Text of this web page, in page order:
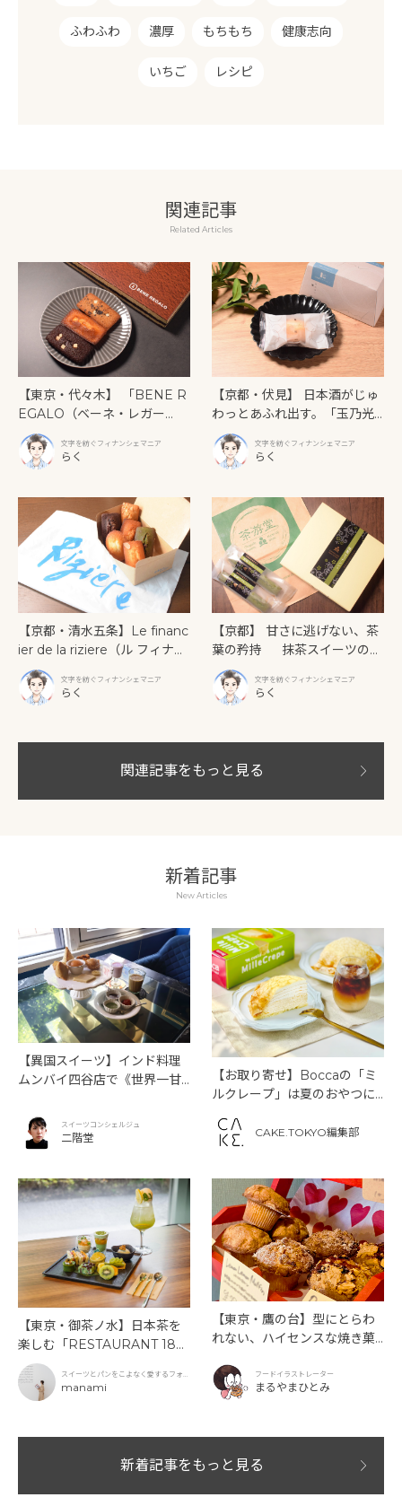
ふわふわ 濃厚 もちもち 健康志向
いちご レシピ
関連記事
Related Articles
【東京・代々木】 「BENE R
EGALO（ベーネ・レガー
ロ）」ティラミス専門店の濃
厚な再現度からキレのある苦
味まで、個性が際立つ3つのフ
文字を紡ぐフィナンシェマニア
らく
【京都・伏見】 日本酒がじゅ
わっとあふれ出す。「玉乃光
酒造」が放つ、大人のための
発酵フィナンシェ
文字を紡ぐフィナンシェマニア
らく
【京都・清水五条】Le financ
ier de la riziere（ル フィナン
シェ ドゥ ラ リジェール） 五
条大橋の傍らで出会う。焼き
たてバターが「じゅわじゅ
文字を紡ぐフィナンシェマニア
らく
【京都】 甘さに逃げない、茶
葉の矜持 抹茶スイーツの原
点「京銘茶 茶游堂」の抹茶フ
ィナンシェ文字を紡ぐフィナンシェマニア
らく
関連記事をもっと見る
新着記事
New Articles
【異国スイーツ】インド料理
ムンバイ四谷店で《世界一甘
ー》を味わうスイーツコンシェルジュ
二階堂
【お取り寄せ】Boccaの「ミ
ルクレープ」は夏のおやつに
CAKE.TOKYO編集部
【東京・御茶ノ水】日本茶を
楽しむ「RESTAURANT 189
9 OCHANOMIZU」の抹茶ア
フタヌーンティーと新作クリ
ームソーダ
スイーツとパンをこよなく愛するフォト
グラファー
manami
【東京・鷹の台】型にとらわ
れない、ハイセンスな焼き菓
フードイラストレーター
まるやまひとみ
新着記事をもっと見る